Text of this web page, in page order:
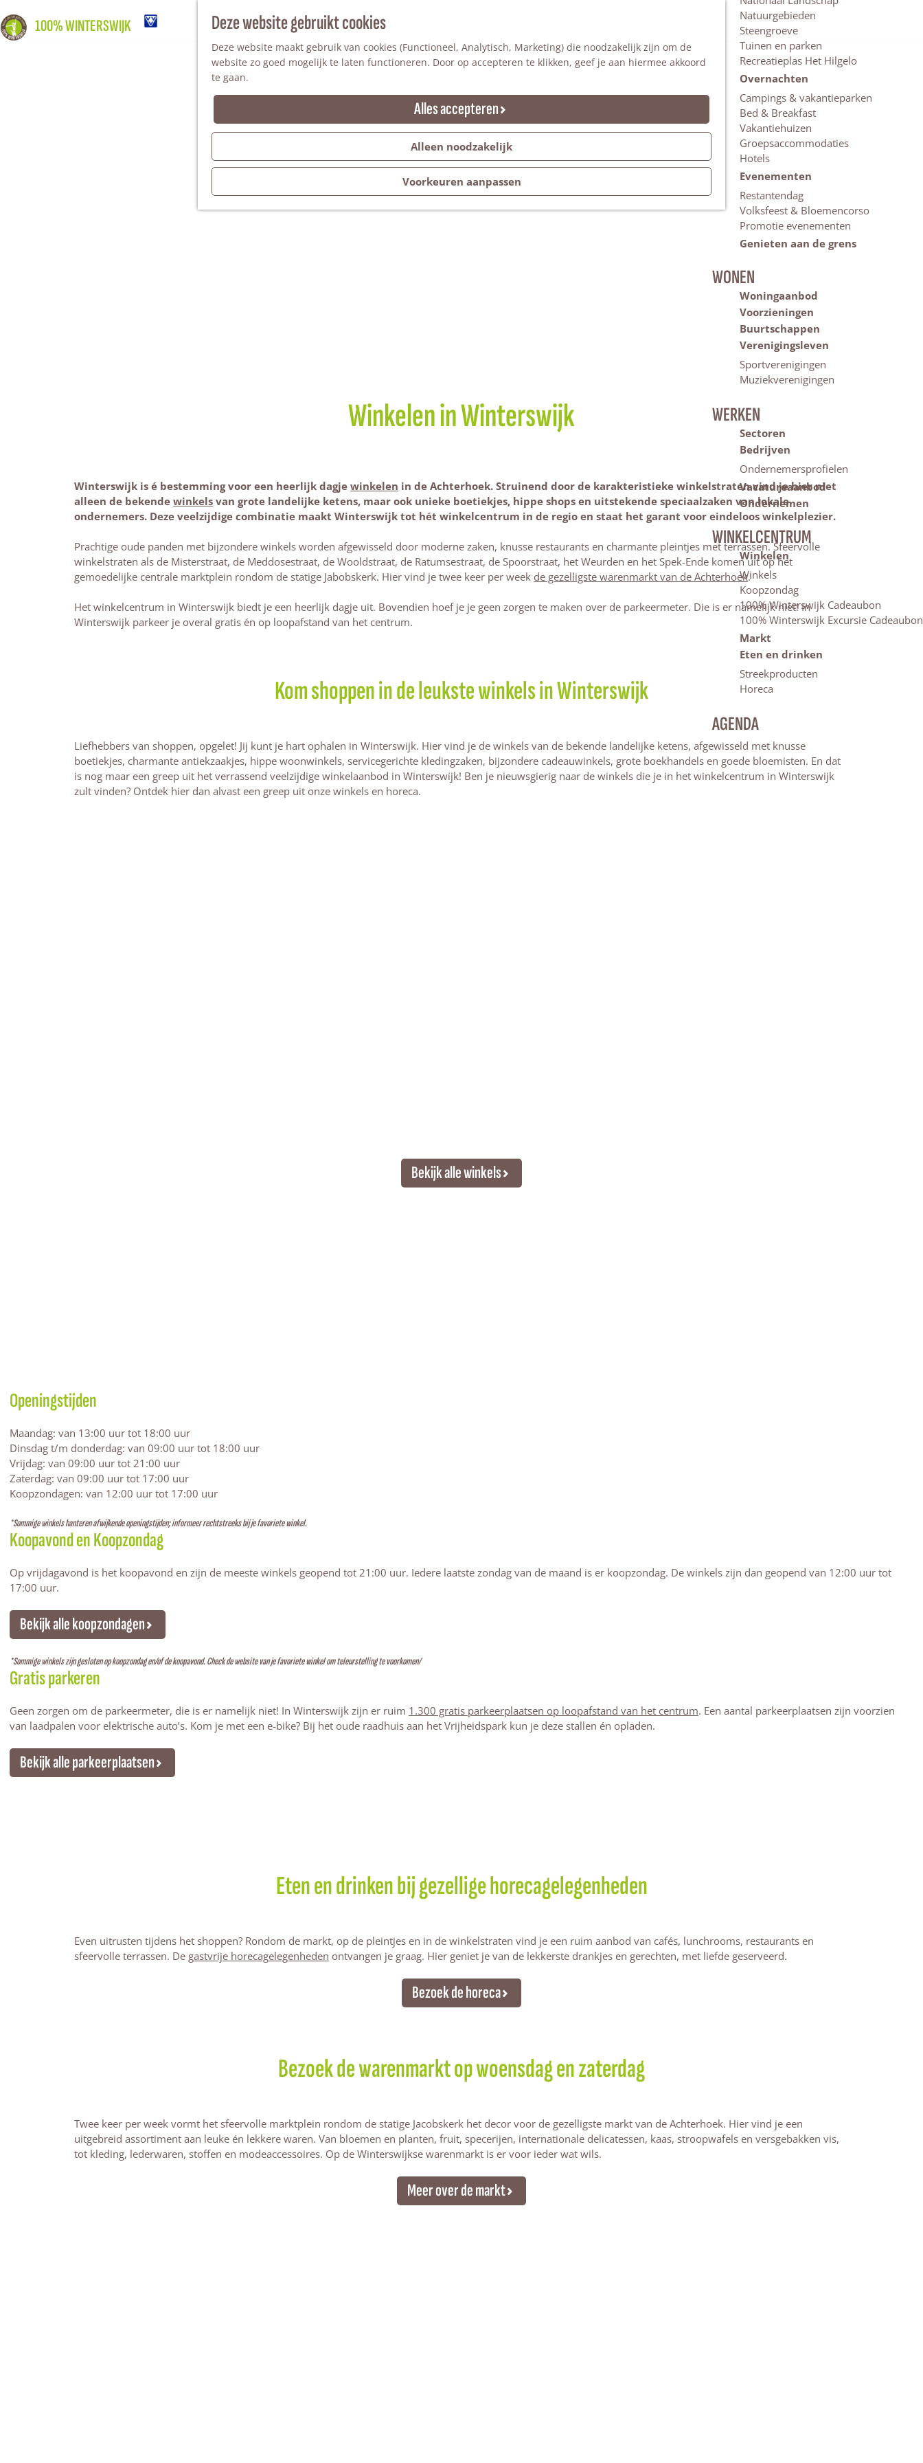
Deze website gebruikt cookies
Deze website maakt gebruik van cookies (Functioneel, Analytisch, Marketing) die noodzakelijk zijn om de
website zo goed mogelijk te laten functioneren. Door op accepteren te klikken, geef je aan hiermee akkoord
te gaan.
Alles accepteren
Alleen noodzakelijk
Voorkeuren aanpassen
100% WINTERSWIJK
e
k
n
n
Natuurgebieden
Steengroeve
Tuinen en parken
Recreatieplas Het Hilgelo
Overnachten
Campings & vakantieparken
Bed & Breakfast
Vakantiehuizen
Groepsaccommodaties
Hotels
Evenementen
Restantendag
Volksfeest & Bloemencorso
Promotie evenementen
Genieten aan de grens
WONEN
Woningaanbod
Voorzieningen
Buurtschappen
Verenigingsleven
Sportverenigingen
Muziekverenigingen
WERKEN
Sectoren
Bedrijven
Ondernemersprofielen
Vacatureaanbod
Ondernemen
WINKELCENTRUM
Winkelen
Winkels
Koopzondag
100% Winterswijk Cadeaubon
100% Winterswijk Excursie Cadeaubon
Markt
Eten en drinken
Streekproducten
Horeca
AGENDA
Winkelen in Winterswijk
Winterswijk is é bestemming voor een heerlijk dagje winkelen in de Achterhoek. Struinend door de karakteristieke winkelstraten vind je hier niet
alleen de bekende winkels van grote landelijke ketens, maar ook unieke boetiekjes, hippe shops en uitstekende speciaalzaken van lokale
ondernemers. Deze veelzijdige combinatie maakt Winterswijk tot hét winkelcentrum in de regio en staat het garant voor eindeloos winkelplezier.
Prachtige oude panden met bijzondere winkels worden afgewisseld door moderne zaken, knusse restaurants en charmante pleintjes met terrassen. Sfeervolle
winkelstraten als de Misterstraat, de Meddosestraat, de Wooldstraat, de Ratumsestraat, de Spoorstraat, het Weurden en het Spek-Ende komen uit op het
gemoedelijke centrale marktplein rondom de statige Jabobskerk. Hier vind je twee keer per week de gezelligste warenmarkt van de Achterhoek.
Het winkelcentrum in Winterswijk biedt je een heerlijk dagje uit. Bovendien hoef je je geen zorgen te maken over de parkeermeter. Die is er namelijk niet! In
Winterswijk parkeer je overal gratis én op loopafstand van het centrum.
Kom shoppen in de leukste winkels in Winterswijk
Liefhebbers van shoppen, opgelet! Jij kunt je hart ophalen in Winterswijk. Hier vind je de winkels van de bekende landelijke ketens, afgewisseld met knusse
boetiekjes, charmante antiekzaakjes, hippe woonwinkels, servicegerichte kledingzaken, bijzondere cadeauwinkels, grote boekhandels en goede bloemisten. En dat
is nog maar een greep uit het verrassend veelzijdige winkelaanbod in Winterswijk! Ben je nieuwsgierig naar de winkels die je in het winkelcentrum in Winterswijk
zult vinden? Ontdek hier dan alvast een greep uit onze winkels en horeca.
Bekijk alle winkels
Openingstijden
Maandag: van 13:00 uur tot 18:00 uur
Dinsdag t/m donderdag: van 09:00 uur tot 18:00 uur
Vrijdag: van 09:00 uur tot 21:00 uur
Zaterdag: van 09:00 uur tot 17:00 uur
Koopzondagen: van 12:00 uur tot 17:00 uur
*Sommige winkels hanteren afwijkende openingstijden; informeer rechtstreeks bij je favoriete winkel.
Koopavond en Koopzondag
Op vrijdagavond is het koopavond en zijn de meeste winkels geopend tot 21:00 uur. Iedere laatste zondag van de maand is er koopzondag. De winkels zijn dan geopend van 12:00 uur tot
17:00 uur.
Bekijk alle koopzondagen
*Sommige winkels zijn gesloten op koopzondag en/of de koopavond. Check de website van je favoriete winkel om teleurstelling te voorkomen/
Gratis parkeren
Geen zorgen om de parkeermeter, die is er namelijk niet! In Winterswijk zijn er ruim 1.300 gratis parkeerplaatsen op loopafstand van het centrum. Een aantal parkeerplaatsen zijn voorzien
van laadpalen voor elektrische auto’s. Kom je met een e-bike? Bij het oude raadhuis aan het Vrijheidspark kun je deze stallen én opladen.
Bekijk alle parkeerplaatsen
Eten en drinken bij gezellige horecagelegenheden
Even uitrusten tijdens het shoppen? Rondom de markt, op de pleintjes en in de winkelstraten vind je een ruim aanbod van cafés, lunchrooms, restaurants en
sfeervolle terrassen. De gastvrije horecagelegenheden ontvangen je graag. Hier geniet je van de lekkerste drankjes en gerechten, met liefde geserveerd.
Bezoek de horeca
Bezoek de warenmarkt op woensdag en zaterdag
Twee keer per week vormt het sfeervolle marktplein rondom de statige Jacobskerk het decor voor de gezelligste markt van de Achterhoek. Hier vind je een
uitgebreid assortiment aan leuke én lekkere waren. Van bloemen en planten, fruit, specerijen, internationale delicatessen, kaas, stroopwafels en versgebakken vis,
tot kleding, lederwaren, stoffen en modeaccessoires. Op de Winterswijkse warenmarkt is er voor ieder wat wils.
Meer over de markt